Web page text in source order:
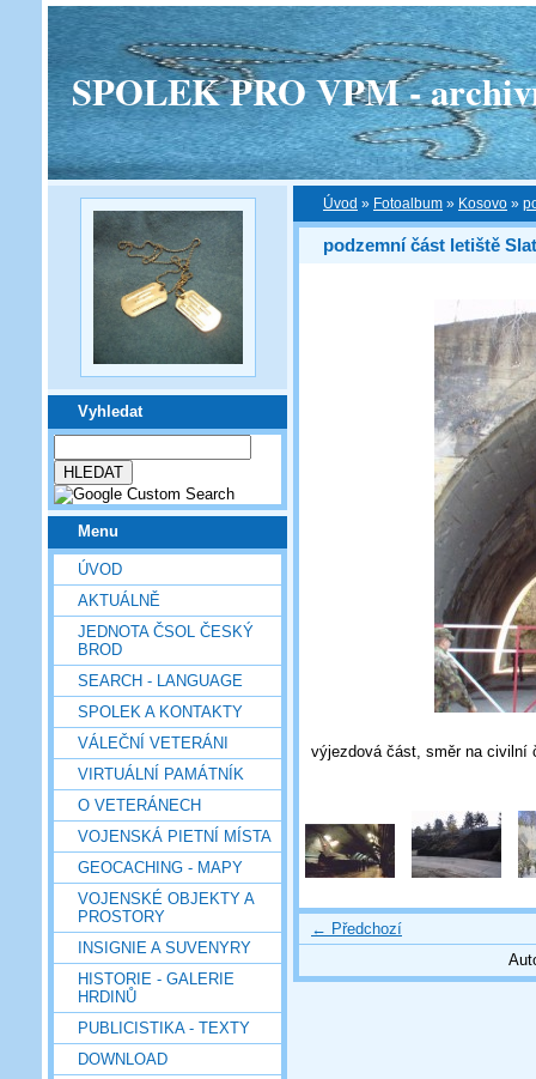
SPOLEK PRO VPM -
Vyhledat
Menu
ÚVOD
AKTUÁLNĚ
JEDNOTA ČSOL ČESKÝ
BROD
SEARCH - LANGUAGE
SPOLEK A KONTAKTY
VÁLEČNÍ VETERÁNI
VIRTUÁLNÍ PAMÁTNÍK
O VETERÁNECH
VOJENSKÁ PIETNÍ MÍSTA
GEOCACHING - MAPY
VOJENSKÉ OBJEKTY A
PROSTORY
INSIGNIE A SUVENYRY
HISTORIE - GALERIE
HRDINŮ
PUBLICISTIKA - TEXTY
DOWNLOAD
Úvod » Fotoalbum » Kosovo »
podzemní část letiště
výjezdová část, směr na civilní
← Předchozí